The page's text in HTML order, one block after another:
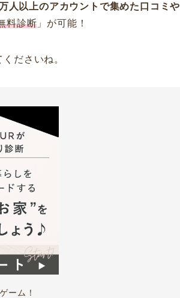
人以上のアカウントで集めた口コミや
料診断 」が可能！
ださいね。
ーム！